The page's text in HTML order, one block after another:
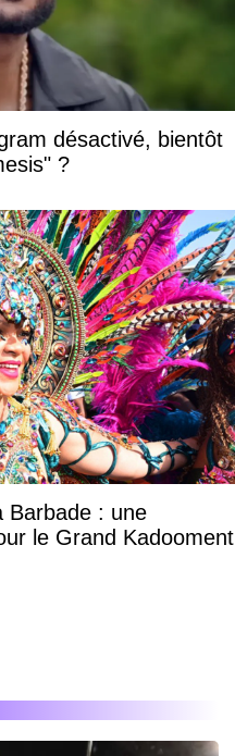
désactivé, bientôt
?
Barbade : une
le Grand Kadooment